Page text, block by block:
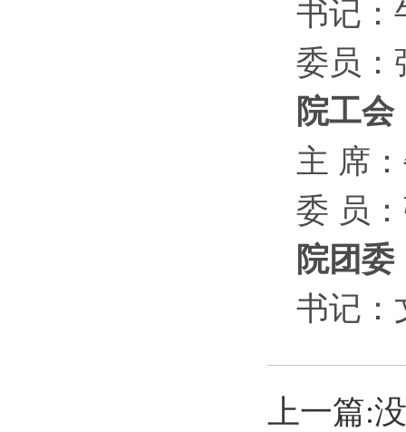
书记：
委员：
院工会
主 席
委 员
院团委
书记：
上一篇: